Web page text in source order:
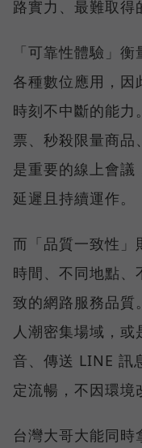
路實力、最難取得
「可靠性體驗」
各種數位應用，因
時刻不中斷的能力
票、秒殺限量商
是重要的線上會議
延遲且持續運作。
而「品質一致性」
時間、不同地點、
致的網路服務品質
人潮密集場域，
音、傳送 LINE 訊
定流暢，不因環境
台灣大哥大能同時